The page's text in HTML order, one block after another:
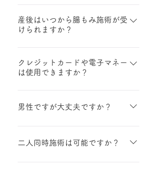
に通いながら 一緒に見つけていき
根本的に改善していきましょう。
前後１時間半はお食事を控えてい
ただいています。また、腸もみ前
後のアルコールもお控えくださ
産後はいつから腸もみ施術が受
けられますか？
産後3か月後、帝王切開の場合は
半年後から可能です。
クレジットカードや電子マネー
は使用できますか？
Air PAYにてご利用可能なクレジ
ットカードや電子マネーがご利用
男性ですが大丈夫ですか？
男性はご紹介のみとさせていただ
いております。ご予約の際は必ず
ます。
二人同時施術は可能ですか？
はい、可能でございます。 メニュ